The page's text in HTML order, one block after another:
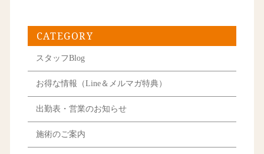
CATEGORY
スタッフBlog
お得な情報（Line＆メルマガ特典）
出勤表・営業のお知らせ
施術のご案内